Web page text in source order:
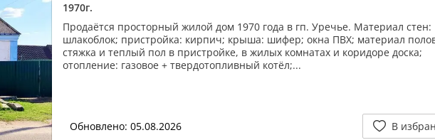
1970г.
Продаётся просторный жилой дом 1970 года в гп. Уречье. Материал стен:
шлакоблок; пристройка: кирпич; крыша: шифер; окна ПВХ; материал
стяжка и теплый пол в пристройке, в жилых комнатах и коридоре доска;
отопление: газовое + твердотопливный котёл;...
Обновлено: 05.08.2026 В